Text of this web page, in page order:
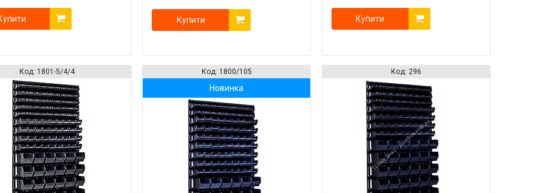
Купити Купити
1801-5/4/4 1800/105
Новинка
296